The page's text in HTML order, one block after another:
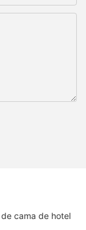
de cama de hotel